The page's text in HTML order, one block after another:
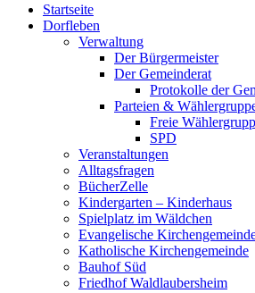
oben
scrollen
Startseite
Dorfleben
Verwaltung
Der Bürgermeister
Der Gemeinderat
Protokolle der
Parteien &
Freie
SPD
Veranstaltungen
Alltagsfragen
BücherZelle
Kindergarten – Kinderhaus
Spielplatz im Wäldchen
Evangelische
Katholische Kirchengemeinde
Bauhof Süd
Friedhof Waldlaubersheim